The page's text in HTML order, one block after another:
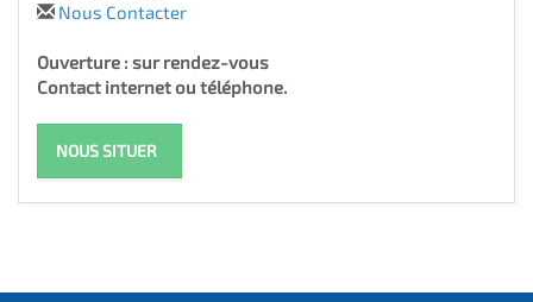
Nous Contacter
Ouverture : sur rendez-vous
Contact internet ou téléphone.
NOUS SITUER